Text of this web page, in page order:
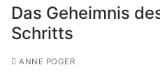
Das Geheimnis
Schritts
ANNE POGER